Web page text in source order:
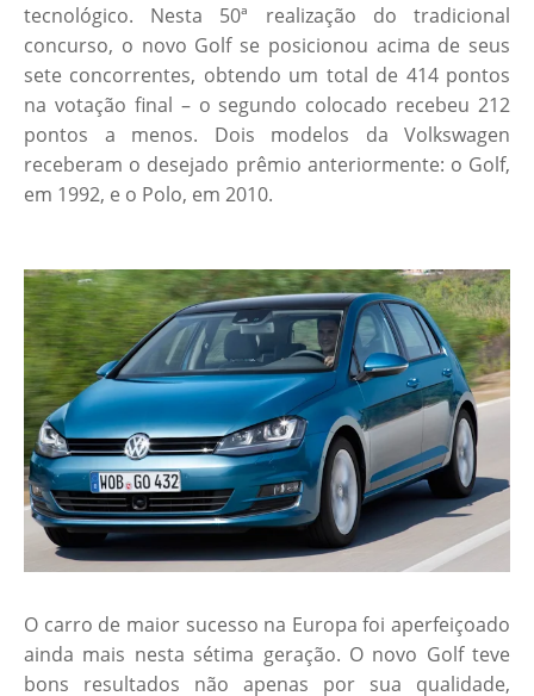
tecnológico. Nesta 50ª realização do tradicional
concurso, o novo Golf se posicionou acima de seus
sete concorrentes, obtendo um total de 414 pontos
na votação final – o segundo colocado recebeu 212
pontos a menos. Dois modelos da Volkswagen
receberam o desejado prêmio anteriormente: o Golf,
em 1992, e o Polo, em 2010.
O carro de maior sucesso na Europa foi aperfeiçoado
ainda mais nesta sétima geração. O novo Golf teve
bons resultados não apenas por sua qualidade,